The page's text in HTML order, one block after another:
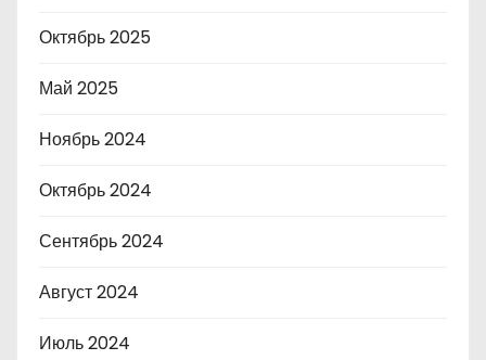
Октябрь 2025
Май 2025
Ноябрь 2024
Октябрь 2024
Сентябрь 2024
Август 2024
Июль 2024